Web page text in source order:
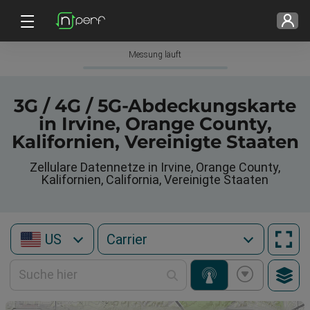
Messung läuft
3G / 4G / 5G-Abdeckungskarte
in Irvine, Orange County,
Kalifornien, Vereinigte Staaten
Zellulare Datennetze in Irvine, Orange County,
Kalifornien, California, Vereinigte Staaten
US